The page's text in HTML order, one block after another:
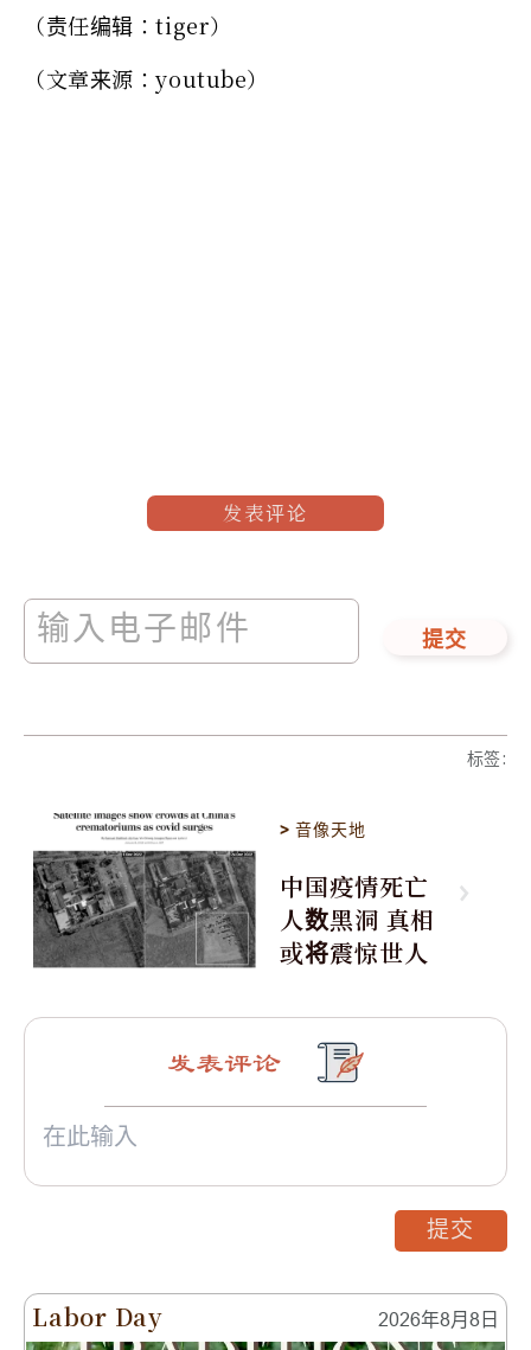
（责任编辑：tiger）
（文章来源：youtube）
发表评论
提交
标签:
>音像天地
中国疫情死亡
人数黑洞 真相
或将震惊世人
Labor Day 2026年8月8日
发表评论
提交